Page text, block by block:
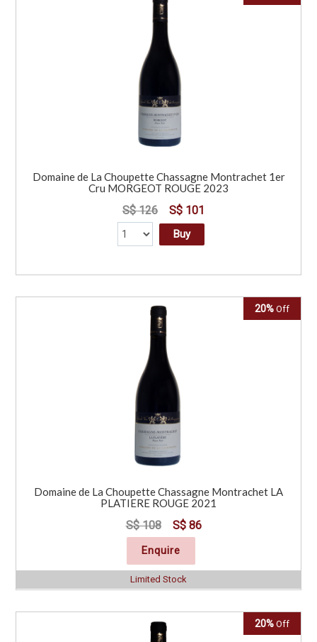
Domaine de La Choupette Chassagne Montrachet 1er
Cru MORGEOT ROUGE 2023
S$ 126 S$ 101
Buy
20% Off
Domaine de La Choupette Chassagne Montrachet LA
PLATIERE ROUGE 2021
S$ 108 S$ 86
Enquire
Limited Stock
20% Off